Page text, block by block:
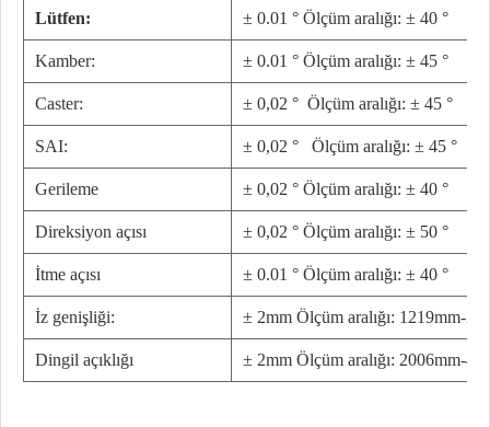
Lütfen: ± 0.01 ° Ölçüm aralığı: ± 40 °
Kamber: ± 0.01 ° Ölçüm aralığı: ± 45 °
Caster: ± 0,02 ° Ölçüm aralığı: ± 45 °
SAI: ± 0,02 ° Ölçüm aralığı: ± 45 °
Gerileme ± 0,02 ° Ölçüm aralığı: ± 40 °
Direksiyon açısı ± 0,02 ° Ölçüm aralığı: ± 50 °
İtme açısı ± 0.01 ° Ölçüm aralığı: ± 40 °
İz genişliği: ± 2mm Ölçüm aralığı: 1219mm-
Dingil açıklığı ± 2mm Ölçüm aralığı: 2006mm-